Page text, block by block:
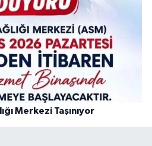
Merkezi Taşınıyor